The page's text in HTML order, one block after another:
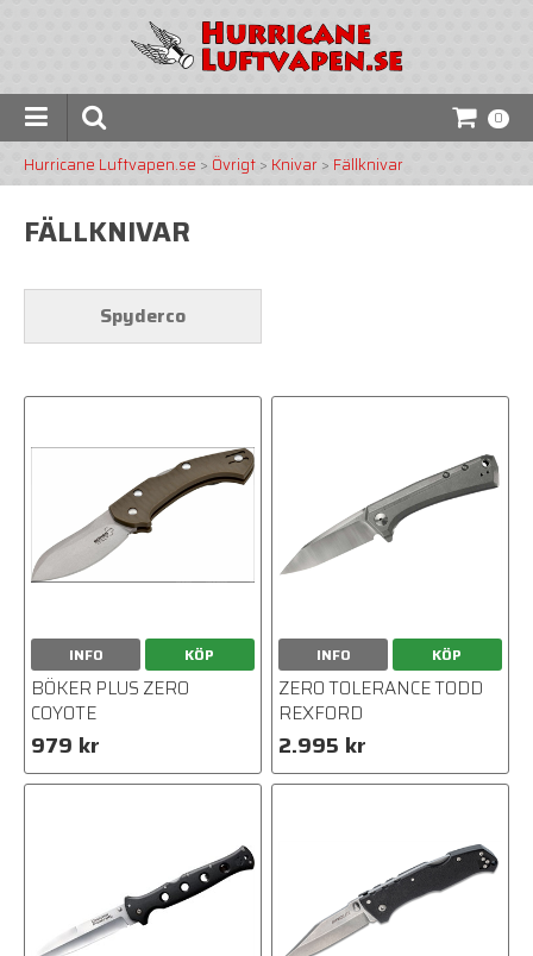
0
Hurricane Luftvapen.se > Övrigt> Knivar > Fällknivar
FÄLLKNIVAR
Spyderco
INFO KÖP
BÖKER PLUS ZERO
COYOTE
979 kr
INFO KÖP
ZERO TOLERANCE TODD
REXFORD
2.995 kr